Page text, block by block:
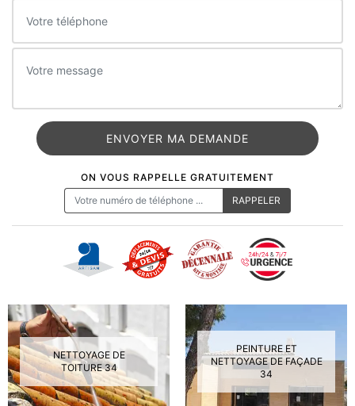
ON VOUS RAPPELLE GRATUITEMENT
NETTOYAGE DE
TOITURE 34
PEINTURE ET
NETTOYAGE DE FAÇADE
34